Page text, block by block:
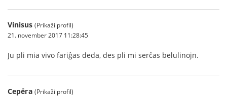
Vinisus (Prikaži profil)
21. november 2017 11:28:45
Ju pli mia vivo fariĝas deda, des pli mi serĉas belulinojn.
Серёга (Prikaži profil)